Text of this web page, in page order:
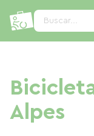
Buscar...
Alpes
Panel de gestión